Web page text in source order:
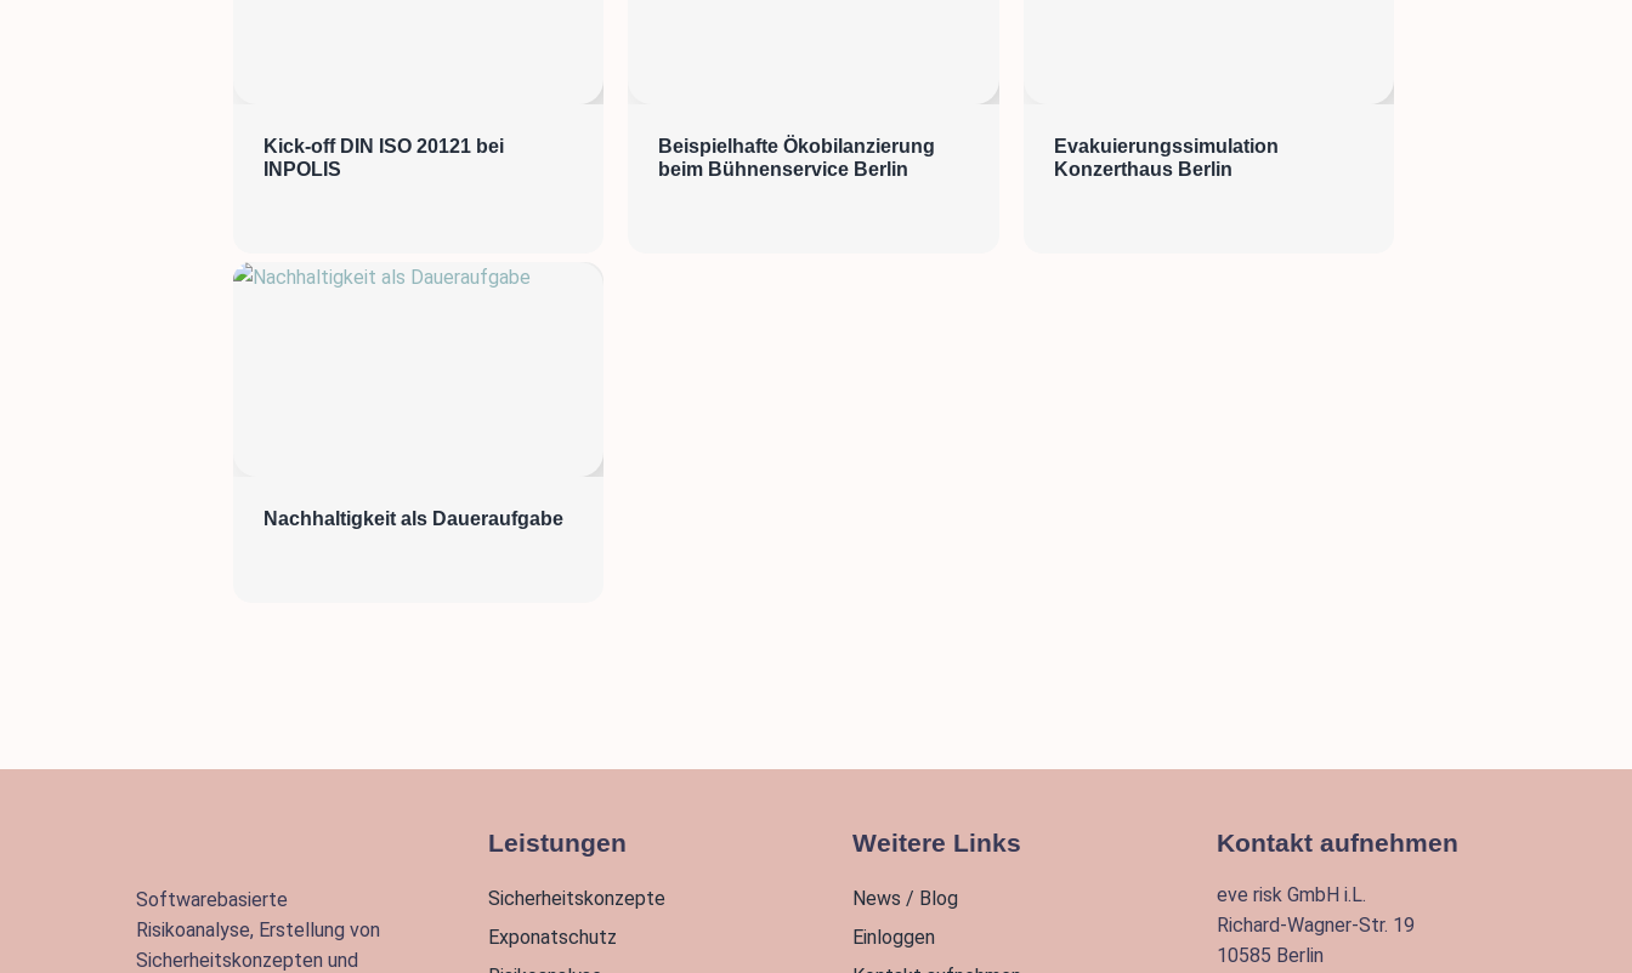
Kick-off DIN ISO 20121 bei
INPOLIS
Beispielhafte Ökobilanzierung
beim Bühnenservice Berlin
Evakuierungssimulation
Konzerthaus Berlin
Nachhaltigkeit als Daueraufgabe
Softwarebasierte
Risikoanalyse, Erstellung von
Sicherheitskonzepten und
Leistungen
Sicherheitskonzepte
Exponatschutz
Weitere Links
News / Blog
Einloggen
Kontakt aufnehmen
eve risk GmbH i.L.
Richard-Wagner-Str. 19
10585 Berlin